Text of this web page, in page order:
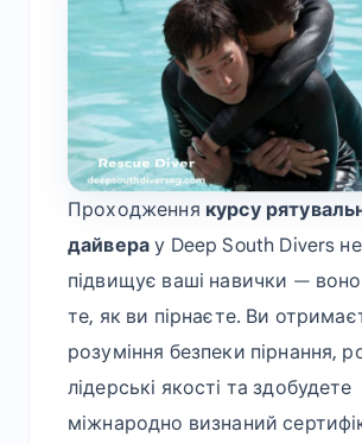
Проходження курсу
дайвера у Deep South Divers
підвищує ваші навички —
те, як ви пірнаєте. Ви
розуміння безпеки пірнання,
лідерські якості та здобудете
міжнародно визнаний